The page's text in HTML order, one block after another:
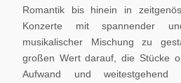
Romantik bis hinein in
Konzerte mit spannender
musikalischer Mischung zu
großen Wert darauf, die Stücke
Aufwand und weitestgehend